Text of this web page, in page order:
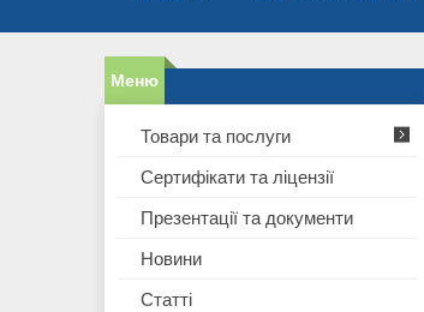
Товари та послуги
Сертифікати та ліцензії
Презентації та документи
Новини
Статті